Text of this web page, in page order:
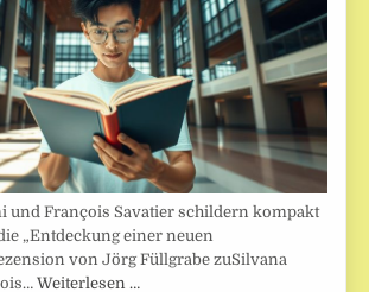
und François Savatier schildern kompakt
„Entdeckung einer neuen
von Jörg Füllgrabe zuSilvana
Weiterlesen …